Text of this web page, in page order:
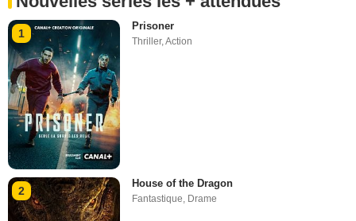
1
Prisoner
Thriller,Action
2
House of the Dragon
Fantastique, Drame